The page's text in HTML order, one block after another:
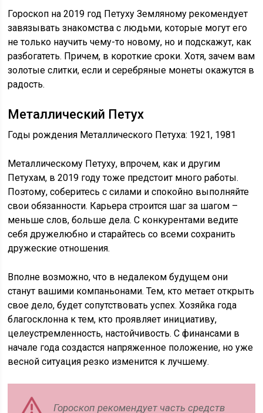
Гороскоп на 2019 год Петуху Земляному рекомендует
завязывать знакомства с людьми, которые могут его
не только научить чему-то новому, но и подскажут, как
разбогатеть. Причем, в короткие сроки. Хотя, зачем вам
золотые слитки, если и серебряные монеты окажутся в
радость.
Металлический Петух
Годы рождения Металлического Петуха: 1921, 1981
Металлическому Петуху, впрочем, как и другим
Петухам, в 2019 году тоже предстоит много работы.
Поэтому, соберитесь с силами и спокойно выполняйте
свои обязанности. Карьера строится шаг за шагом –
меньше слов, больше дела. С конкурентами ведите
себя дружелюбно и старайтесь со всеми сохранить
дружеские отношения.
Вполне возможно, что в недалеком будущем они
станут вашими компаньонами. Тем, кто метает открыть
свое дело, будет сопутствовать успех. Хозяйка года
благосклонна к тем, кто проявляет инициативу,
целеустремленность, настойчивость. С финансами в
начале года создастся напряженное положение, но уже
весной ситуация резко изменится к лучшему.
Гороскоп рекомендует часть средств